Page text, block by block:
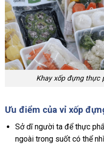
Khay xốp đựng thực
Ưu điểm của vỉ xốp
Sở dĩ người ta để thực
ngoài trong suốt có thể